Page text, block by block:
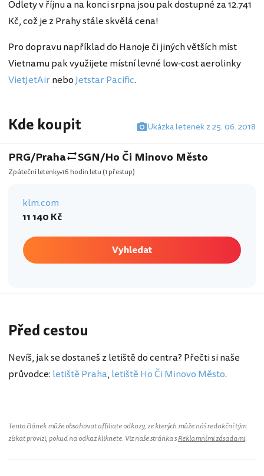
Odlety v říjnu a na konci srpna jsou pak dostupné za 12.741
Kč, což je z Prahy stále skvělá cena!
Pro dopravu například do Hanoje či jiných větších míst
Vietnamu pak využijete místní levné low-cost aerolinky
VietJetAirneboJetstar Pacific.
Kde koupit Ukázka letenek z 25. 06. 2018
PRG/Praha SGN/Ho Či Minovo Město
Zpáteční letenky16 hodin letu (1 přestup)
klm.com
11 140 Kč
Vyhledat
Před cestou
Nevíš, jak se dostaneš z letiště do centra? Přečti si naše
průvodce: letiště Praha, letiště Ho Či Minovo Město.
Tento článek může obsahovat affiliate odkazy, ze kterých může náš redakční tým
získat provizi, pokud na odkaz kliknete. Viz naše stránka sReklamními zásadami.